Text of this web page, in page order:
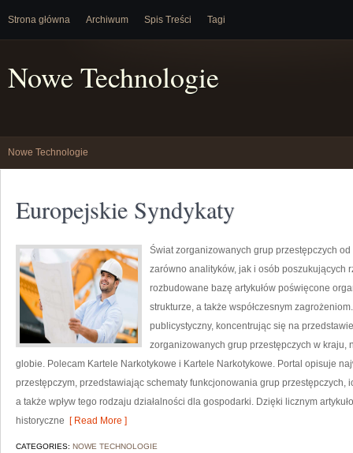
Strona główna Archiwum Spis Treści Tagi
Nowe Technologie
Nowe Technologie
Europejskie Syndykaty
Świat zorganizowanych grup przestępczych
zarówno analityków, jak i osób poszukujących
rozbudowane bazę artykułów poświęcone
strukturze, a także współczesnym
publicystyczny, koncentrując się na
zorganizowanych grup przestępczych w kraju,
globie. Polecam Kartele Narkotykowe i Kartele Narkotykowe. Portal opisuje
przestępczym, przedstawiając schematy funkcjonowania grup przestępczych,
a także wpływ tego rodzaju działalności dla gospodarki. Dzięki licznym
historyczne [ Read More ]
CATEGORIES: NOWE TECHNOLOGIE